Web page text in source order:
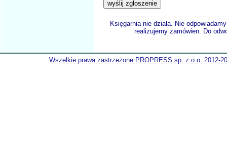
Księgarnia nie działa. Nie
realizujemy zamówien. Do
Wszelkie prawa zastrzeżone PROPRESS sp. z o.o. 2012-